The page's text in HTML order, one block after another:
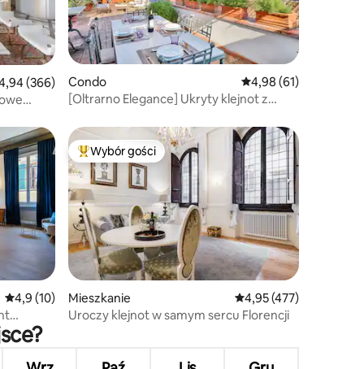
ocena: 4,94 na 5, liczba recenzji: 366
(366)
Condo Średnia ocena: 4,98
4,98 (61)
[Oltrarno Elegance] Ukryty klejnot z
Średnia ocena: 4,9 na 5, liczba recenzji: 10
4,9 (10)
Najpopularniejsze z kategorii Wybór gości
Wybór gości
Mieszkanie Średnia ocena: 4,95
4,95 (477)
Uroczy klejnot w samym sercu Florencji